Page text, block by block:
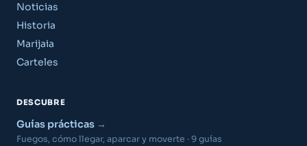
Noticias
Historia
Marijaia
Carteles
DESCUBRE
Guías prácticas
Fuegos, cómo llegar, aparcar y moverte · 9 guías